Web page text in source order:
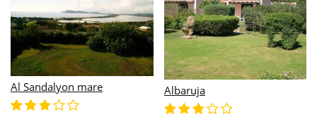
Altura
The Altura is located in
Villasimius and rises on the
southern coast of Sardinia,
Aquae Sinis Albergo Diffuso